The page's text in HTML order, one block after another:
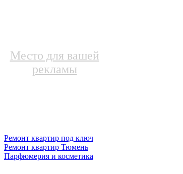
Место для вашей
рекламы
Ремонт квартир под ключ
Ремонт квартир Тюмень
Парфюмерия и косметика